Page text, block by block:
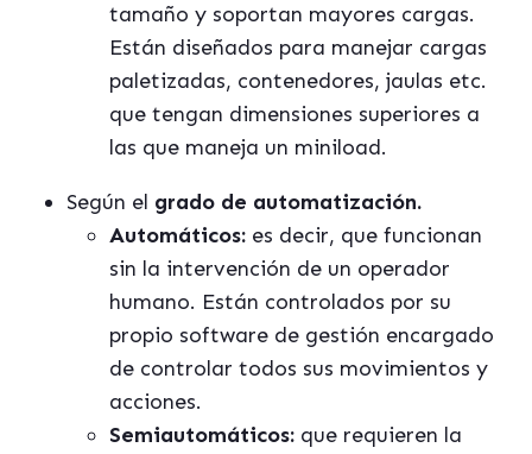
tamaño y soportan mayores cargas.
Están diseñados para manejar cargas
paletizadas, contenedores, jaulas etc.
que tengan dimensiones superiores a
las que maneja un miniload.
Según el grado de automatización.
Automáticos: es decir, que funcionan
sin la intervención de un operador
humano. Están controlados por su
propio software de gestión encargado
de controlar todos sus movimientos y
acciones.
Semiautomáticos: que requieren la